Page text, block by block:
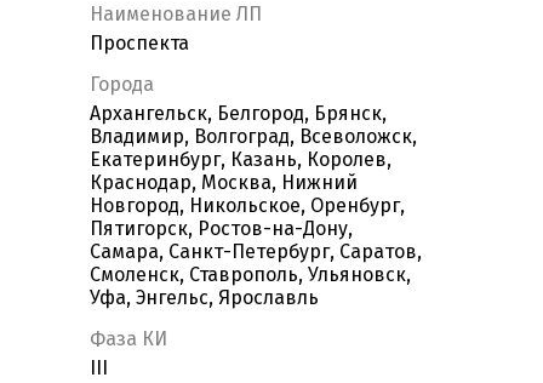
Наименование ЛП
Проспекта
Города
Архангельск, Белгород, Брянск,
Владимир, Волгоград, Всеволожск,
Екатеринбург, Казань, Королев,
Краснодар, Москва, Нижний
Новгород, Никольское, Оренбург,
Пятигорск, Ростов-на-Дону,
Самара, Санкт-Петербург, Саратов,
Смоленск, Ставрополь, Ульяновск,
Уфа, Энгельс, Ярославль
Фаза КИ